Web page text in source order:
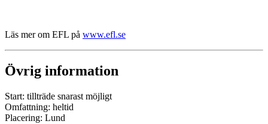
Läs mer om EFL på www.efl.se
Övrig information
Start: tillträde snarast möjligt
Omfattning: heltid
Placering: Lund